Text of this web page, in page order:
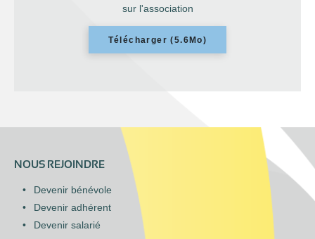
sur l'association
Télécharger (5.6Mo)
NOUS REJOINDRE
Devenir bénévole
Devenir adhérent
Devenir salarié